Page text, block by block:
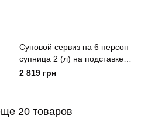
Суповой сервиз на 6 персон
супница 2 (л) на подставке с
бульонницами 300 (мл)
2 819 грн
20 товаров